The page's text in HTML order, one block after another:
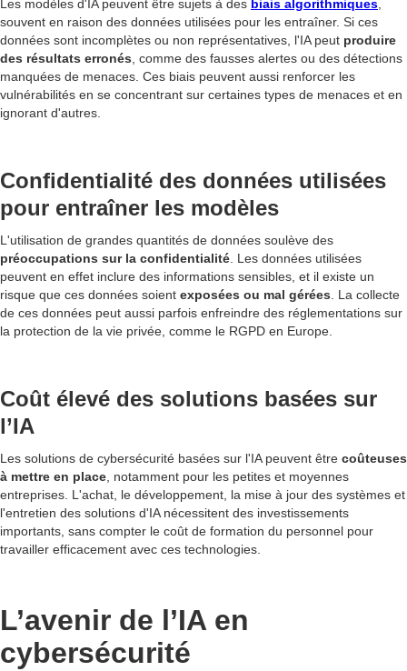
Les modèles d'IA peuvent être sujets à des biais algorithmiques
souvent en raison des données utilisées pour les entraîner. Si ces
données sont incomplètes ou non représentatives, l'IA peut produire
des résultats erronés , comme des fausses alertes ou des détections
manquées de menaces. Ces biais peuvent aussi renforcer les
vulnérabilités en se concentrant sur certaines types de menaces et en
ignorant d'autres.
Confidentialité des données utilisées
pour entraîner les modèles
L'utilisation de grandes quantités de données soulève des
préoccupations sur la confidentialité . Les données utilisées
peuvent en effet inclure des informations sensibles, et il existe un
risque que ces données soient exposées ou mal gérées . La collecte
de ces données peut aussi parfois enfreindre des réglementations sur
la protection de la vie privée, comme le RGPD en Europe.
Coût élevé des solutions basées sur
l’IA
Les solutions de cybersécurité basées sur l'IA peuvent être coûteuses
à mettre en place , notamment pour les petites et moyennes
entreprises. L'achat, le développement, la mise à jour des systèmes et
l'entretien des solutions d'IA nécessitent des investissements
importants, sans compter le coût de formation du personnel pour
travailler efficacement avec ces technologies.
L’avenir de l’IA en
cybersécurité